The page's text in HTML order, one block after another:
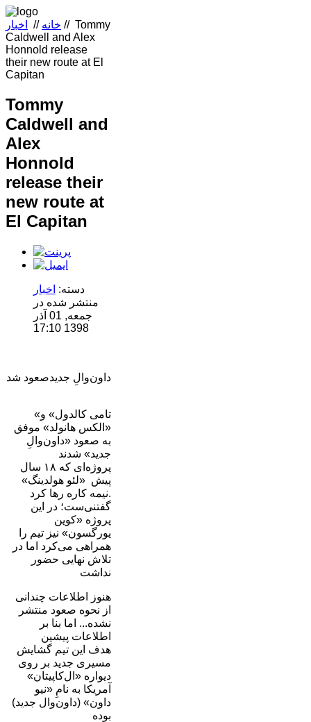
خانه // اخبار // Tommy
Caldwell and Alex
Honnold release
their new route at El
Capitan
Tommy
Caldwell and
Alex
Honnold
release their
new route at
El Capitan
دسته: اخبار
منتشر شده در
جمعه, 01 آذر
1398 17:10
داون‌والِ جدیدصعود شد
«تامی کالدول» و
«الکس هانولد» موفق
به صعود «داون‌والِ
جدید» شدند
پروژه‌ای که ۱۸ سال
پیش «لئو هولدینگ»
نیمه کاره رها کرد.
گفتنی‌ست؛ در این
پروژه «کوین
یورگسون» نیز تیم را
همراهی می‌کرد اما در
تلاش نهایی حضور
نداشت
هنوز اطلاعات چندانی
از نحوه صعود منتشر
نشده... اما بنا بر
اطلاعات پیشین
هدف این تیم گشایش
مسیری جدید بر روی
دیواره «ال‌کاپیتان»
آمریکا به نامِ «نیو‌
داون» (داون‌وال جدید)
بوده